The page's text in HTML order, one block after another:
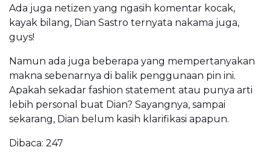
Ada juga netizen yang ngasih komentar kocak,
kayak bilang, Dian Sastro ternyata nakama juga,
guys!
Namun ada juga beberapa yang mempertanyakan
makna sebenarnya di balik penggunaan pin ini.
Apakah sekadar fashion statement atau punya arti
lebih personal buat Dian? Sayangnya, sampai
sekarang, Dian belum kasih klarifikasi apapun.
Dibaca: 247